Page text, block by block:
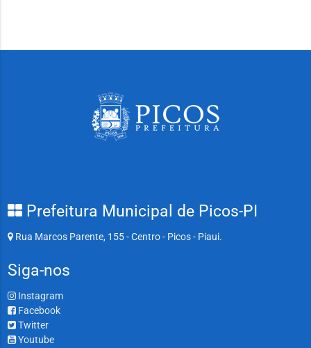
Prefeitura Municipal de Picos-PI
Rua Marcos Parente, 155 - Centro - Picos - Piaui.
Siga-nos
Instagram
Facebook
Twitter
Youtube